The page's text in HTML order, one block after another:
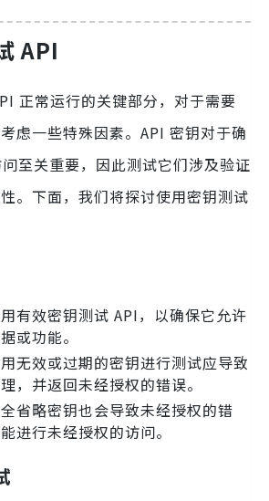
API
正常运行的关键部分，对于需要
虑一些特殊因素。API 密钥对于确
至关重要，因此测试它们涉及验证
。下面，我们将探讨使用密钥测试
有效密钥测试 API，以确保它允许
或功能。
无效或过期的密钥进行测试应导致
，并返回未经授权的错误。
省略密钥也会导致未经授权的错
进行未经授权的访问。